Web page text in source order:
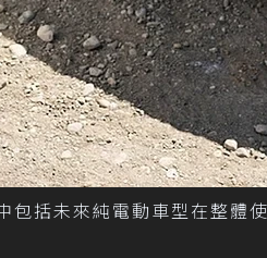
括未來純電動車型在整體